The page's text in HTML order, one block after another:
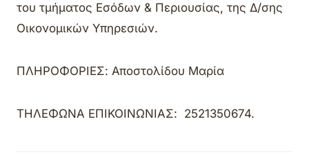
του τμήματος Εσόδων & Περιουσίας, της Δ/σης
Οικονομικών Υπηρεσιών.
ΠΛΗΡΟΦΟΡΙΕΣ: Αποστολίδου Μαρία
ΤΗΛΕΦΩΝΑ ΕΠΙΚΟΙΝΩΝΙΑΣ: 2521350674.